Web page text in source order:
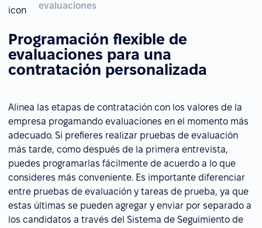
evaluaciones
Programación flexible de
evaluaciones para una
contratación personalizada
Alinea las etapas de contratación con los valores de la
empresa progamando evaluaciones en el momento más
adecuado. Si prefieres realizar pruebas de evaluación
más tarde, como después de la primera entrevista,
puedes programarlas fácilmente de acuerdo a lo que
consideres más conveniente. Es importante diferenciar
entre pruebas de evaluación y tareas de prueba, ya que
estas últimas se pueden agregar y enviar por separado a
los candidatos a través del Sistema de Seguimiento de